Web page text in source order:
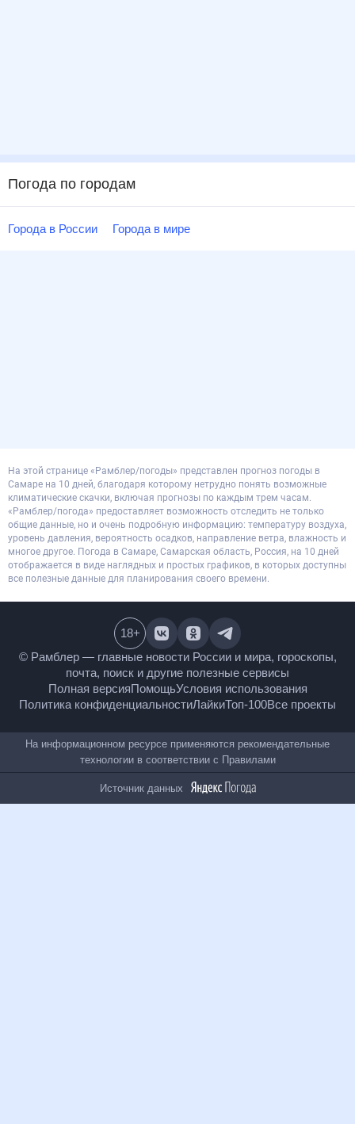
Погода по городам
Города в России Города в мире
На этой странице «Рамблер/погоды» представлен прогноз погоды в
Самаре на 10 дней, благодаря которому нетрудно понять возможные
климатические скачки, включая прогнозы по каждым трем часам.
«Рамблер/погода» предоставляет возможность отследить не только
общие данные, но и очень подробную информацию: температуру воздуха,
уровень давления, вероятность осадков, направление ветра, влажность и
многое другое. Погода в Самаре, Самарская область, Россия, на 10 дней
отображается в виде наглядных и простых графиков, в которых доступны
все полезные данные для планирования своего времени.
© Рамблер — главные новости России и мира,
гороскопы, почта, поиск и другие полезные сервисы
Полная версияПомощьУсловия использования
Политика конфиденциальностиЛайкиТоп-100
18+
На информационном ресурсе применяются
рекомендательные технологии в соответствии сПравилами
Источник данных